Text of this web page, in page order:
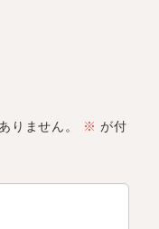
りません。 ※ が付